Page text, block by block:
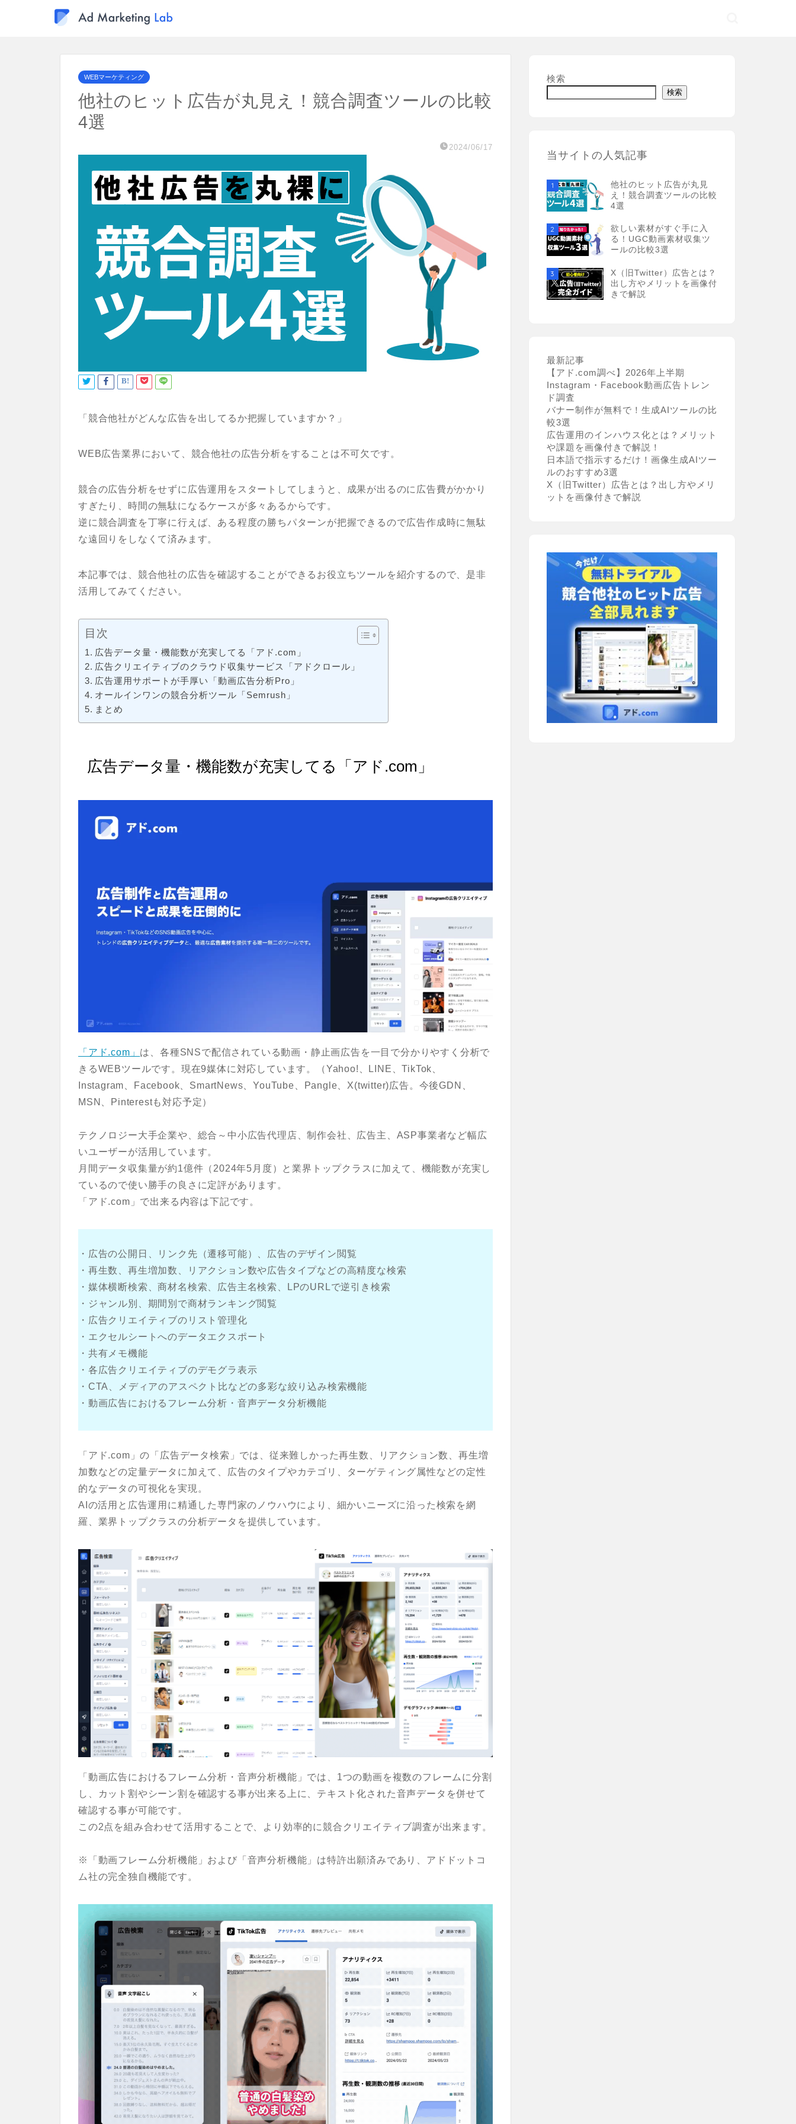
WEBマーケティング
他社のヒット広告が丸見え！競合調査ツールの比較
4選
2024/06/17
「競合他社がどんな広告を出してるか把握していますか？」
WEB広告業界において、競合他社の広告分析をすることは不可欠です。
競合の広告分析をせずに広告運用をスタートしてしまうと、成果が出るのに広告費がかかり
すぎたり、時間の無駄になるケースが多々あるからです。
逆に競合調査を丁寧に行えば、ある程度の勝ちパターンが把握できるので広告作成時に無駄
な遠回りをしなくて済みます。
本記事では、 競合他社の広告を確認することができるお役立ちツールを紹介するので、是非
活用してみてください。
目次
広告データ量・機能数が充実してる「アド.com」
広告クリエイティブのクラウド収集サービス「アドクロール」
広告運用サポートが手厚い「動画広告分析Pro」
オールインワンの競合分析ツール「Semrush」
まとめ
広告データ量・機能数が充実してる「アド.com」
「アド.com」 は、各種SNSで配信されている動画・静止画広告を一目で分かりやすく分析で
きるWEBツールです。 現在9媒体に対応しています。（Yahoo!、LINE、TikTok、
Instagram、Facebook、SmartNews、YouTube、Pangle、X(twitter)広告。今後GDN、
MSN、Pinterestも対応予定）
テクノロジー大手企業や、総合～中小広告代理店、制作会社、広告主、ASP事業者など幅広
いユーザーが活用しています。
月間データ収集量が約1億件（2024年5月度）と業界トップクラスに加えて、機能数が充実し
ているので使い勝手の良さに定評があります。
「アド.com」で出来る内容は下記です。
・広告の公開日、リンク先（遷移可能）、広告のデザイン閲覧
・再生数、再生増加数、リアクション数や広告タイプなどの高精度な検索
・媒体横断検索、商材名検索、広告主名検索、LPのURLで逆引き検索
・ジャンル別、期間別で商材ランキング閲覧
・広告クリエイティブのリスト管理化
・エクセルシートへのデータエクスポート
・共有メモ機能
・各広告クリエイティブのデモグラ表示
・CTA、メディアのアスペクト比などの多彩な絞り込み検索機能
・動画広告におけるフレーム分析・音声データ分析機能
「アド.com」の「広告データ検索」では、従来難しかった再生数、リアクション数、再生増
加数などの定量データに加えて、広告のタイプやカテゴリ、ターゲティング属性などの定性
的なデータの可視化を実現。
AIの活用と広告運用に精通した専門家のノウハウにより、細かいニーズに沿った検索を網
羅、業界トップクラスの分析データを提供しています。
「動画広告におけるフレーム分析・音声分析機能」では、1つの動画を複数のフレームに分割
し、カット割やシーン割を確認する事が出来る上に、テキスト化された音声データを併せて
確認する事が可能です。
この2点を組み合わせて活用することで、より効率的に競合クリエイティブ調査が出来ます。
※「動画フレーム分析機能」および「音声分析機能」は特許出願済みであり、アドドットコ
ム社の完全独自機能です 。
検索
検索
当サイトの人気記事
1
他社のヒット広告が丸見
え！競合調査ツールの比較
4選
2
欲しい素材がすぐ手に入
る！UGC動画素材収集ツ
ールの比較3選
3
X（旧Twitter）広告とは？
出し方やメリットを画像付
きで解説
最新記事
【アド.com調べ】2026年上半期
Instagram・Facebook動画広告トレン
ド調査
バナー制作が無料で！生成AIツールの比
較3選
広告運用のインハウス化とは？メリット
や課題を画像付きで解説！
日本語で指示するだけ！画像生成AIツー
ルのおすすめ3選
X（旧Twitter）広告とは？出し方やメリ
ットを画像付きで解説